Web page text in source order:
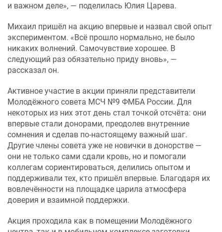
и важном деле», — поделилась Юлия Царева.
Михаил пришёл на акцию впервые и назвал свой опыт
экспериментом. «Всё прошло нормально, не было
никаких волнений. Самочувствие хорошее. В
следующий раз обязательно приду вновь», —
рассказал он.
Активное участие в акции приняли представители
Молодёжного совета МСЧ №9 ФМБА России. Для
некоторых из них этот день стал точкой отсчёта: они
впервые стали донорами, преодолев внутренние
сомнения и сделав по-настоящему важный шаг.
Другие члены совета уже не новички в донорстве —
они не только сами сдали кровь, но и помогали
коллегам сориентироваться, делились опытом и
поддерживали тех, кто пришёл впервые. Благодаря их
вовлечённости на площадке царила атмосфера
доверия и взаимной поддержки.
Акция проходила как в помещении Молодёжного